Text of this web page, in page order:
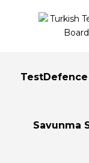
Savunma